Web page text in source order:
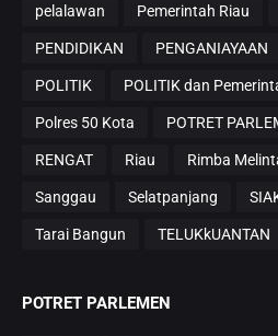
pelalawan Pemerintah Riau
PENDIDIKAN PENGANIAYAAN
POLITIK POLITIK dan
Polres 50 Kota POTRET
RENGAT Riau Rimba
Sanggau Selatpanjang
Tarai Bangun TELUKkUANTAN
POTRET PARLEMEN